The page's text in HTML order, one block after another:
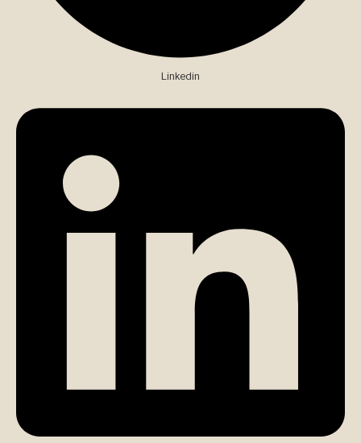
Linkedin
تماس مستقیم با کارشناس (الهام مومن)